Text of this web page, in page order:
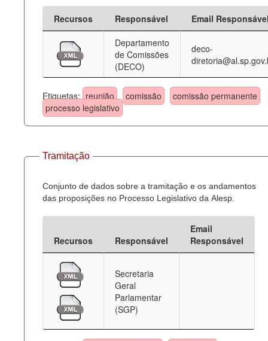
Recursos Responsável
Email
Departamento
de Comissões
(DECO)
deco-
Etiquetas: reunião comissão
comissão permanente
processo legislativo
Tramitação
Conjunto de dados sobre a tramitação e os andamentos
das proposições no Processo Legislativo da Alesp.
Recursos Responsável
Email
Responsável
Secretaria
Geral
Parlamentar
(SGP)